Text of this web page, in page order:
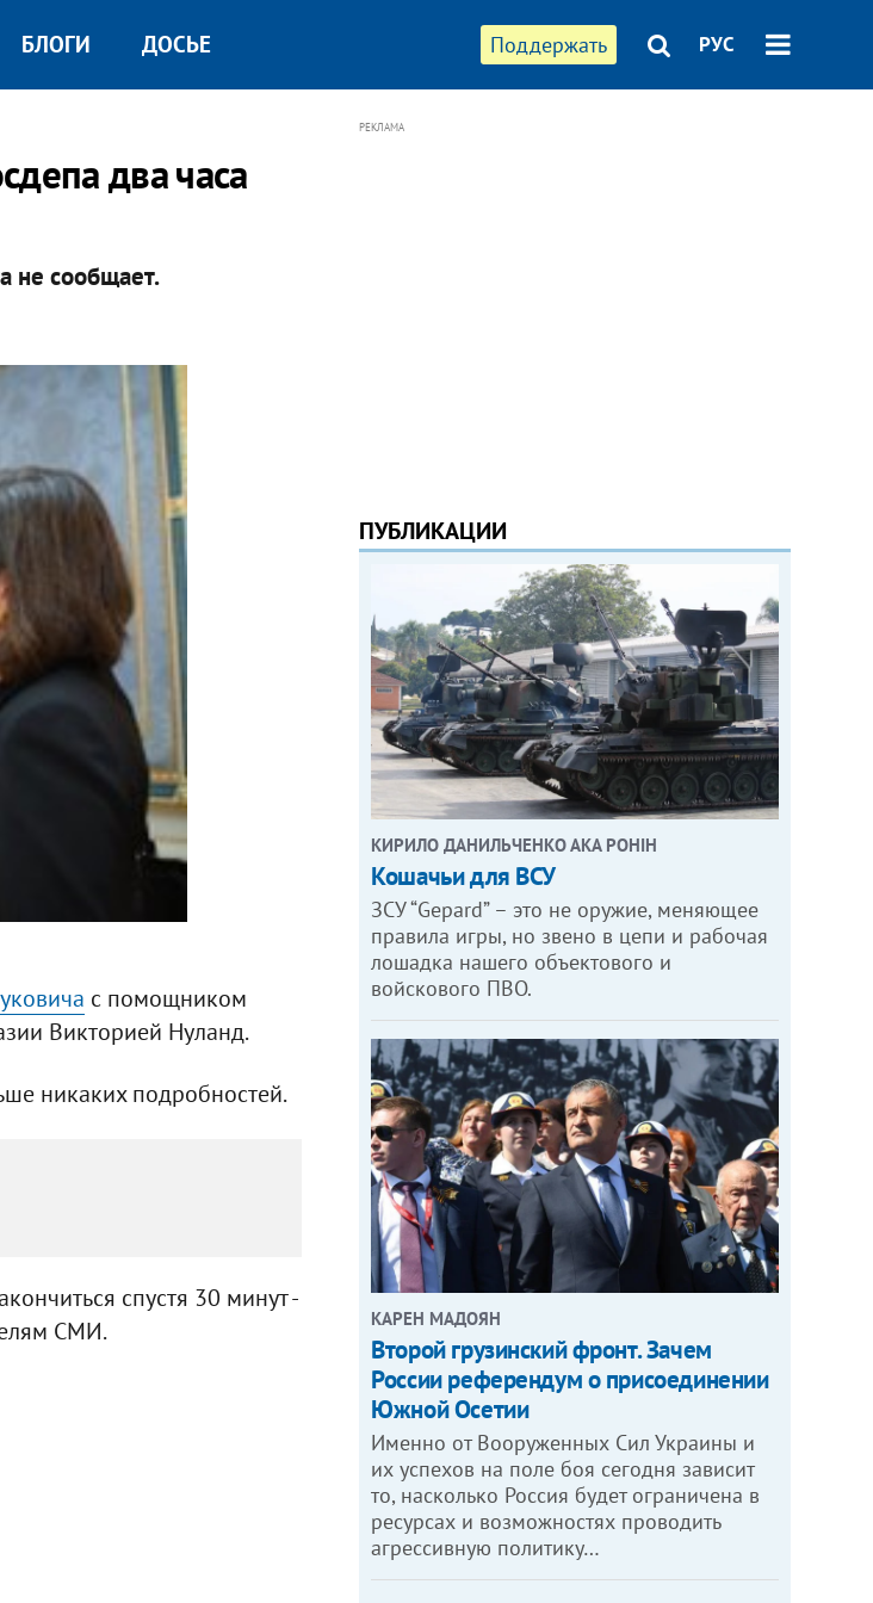
Поддержать РУС
БЛОГИ ДОСЬЕ
два часа
не сообщает.
с помощником
Викторией Нуланд.
никаких подробностей.
спустя 30 минут -
СМИ.
РЕКЛАМА
ПУБЛИКАЦИИ
КИРИЛО ДАНИЛЬЧЕНКО АКА РОНІН
Кошачьи для ВСУ
ЗСУ “Gepard” – это не оружие, меняющее
правила игры, но звено в цепи и рабочая
лошадка нашего объектового и
войскового ПВО.
КАРЕН МАДОЯН
Второй грузинский фронт. Зачем
России референдум о присоединении
Южной Осетии
Именно от Вооруженных Сил Украины и
их успехов на поле боя сегодня зависит
то, насколько Россия будет ограничена в
ресурсах и возможностях проводить
агрессивную политику…